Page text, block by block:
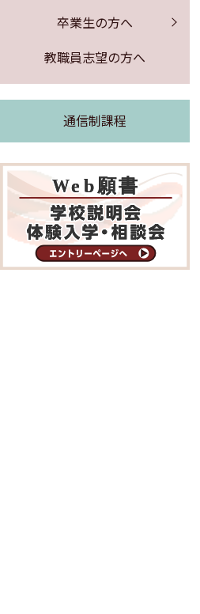
卒業生の方へ
教職員志望の方へ
通信制課程